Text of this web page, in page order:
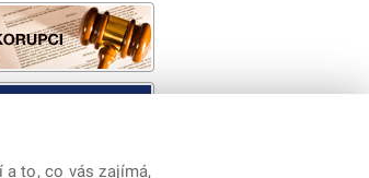
a to, co vás zajímá,